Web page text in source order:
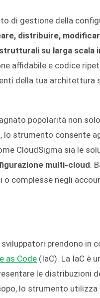
di gestione della
distribuire,
su larga scala
affidabile e codice
della tua
popolarità non
strumento consente
CloudSigma sia le
multi-cloud .
complesse negli
prendono in
as Code (IaC). La IaC è
le distribuzioni
lo strumento utilizza